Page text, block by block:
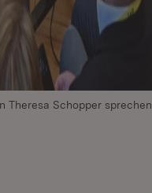
Theresa Schopper